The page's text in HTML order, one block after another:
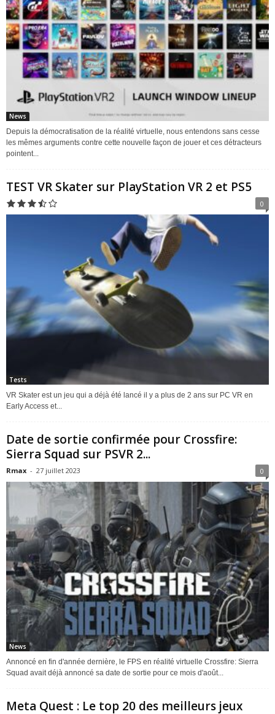
News
Depuis la démocratisation de la réalité virtuelle, nous entendons sans cesse
les mêmes arguments contre cette nouvelle façon de jouer et ces détracteurs
pointent...
TEST VR Skater sur PlayStation VR 2 et PS5
0
Tests
VR Skater est un jeu qui a déjà été lancé il y a plus de 2 ans sur PC VR en
Early Access et...
Date de sortie confirmée pour Crossfire:
Sierra Squad sur PSVR 2...
Rmax - 27 juillet 2023 0
News
Annoncé en fin d'année dernière, le FPS en réalité virtuelle Crossfire: Sierra
Squad avait déjà annoncé sa date de sortie pour ce mois d'août...
Meta Quest : Le top 20 des meilleurs jeux